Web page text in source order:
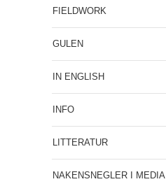
FIELDWORK
GULEN
IN ENGLISH
INFO
LITTERATUR
NAKENSNEGLER I MEDIA